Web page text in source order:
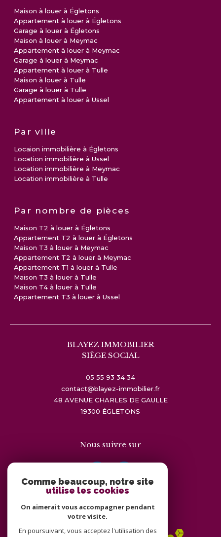
Maison à louer à Égletons
Appartement à louer à Égletons
Garage à louer à Égletons
Maison à louer à Meymac
Appartement à louer à Meymac
Garage à louer à Meymac
Appartement à louer à Tulle
Maison à louer à Tulle
Garage à louer à Tulle
Appartement à louer à Ussel
Par ville
Locaion immobilière à Égletons
Location immobilière à Ussel
Location immobilière à Meymac
Location immobilière à Tulle
Par nombre de pièces
Maison T2 à louer à Égletons
Appartement T2 à louer à Égletons
Maison T3 à louer à Meymac
Appartement T2 à louer à Meymac
Appartement T1 à louer à Tulle
Maison T3 à louer à Tulle
Maison T4 à louer à Tulle
Appartement T3 à louer à Ussel
BLAYEZ IMMOBILIER
SIÈGE SOCIAL
05 55 93 34 34
contact@blayez-immobilier.fr
48 AVENUE CHARLES DE GAULLE
19300
ÉGLETONS
Nous suivre sur
Adhérents
Comme beaucoup, notre site
utilise les cookies
On aimerait vous accompagner pendant
votre visite.
En poursuivant, vous acceptez l'utilisation des